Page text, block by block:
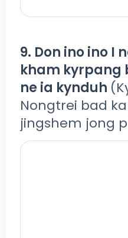
9. Don ino ino I
kham kyrpang
ne ia kynduh
Nongtrei bad
jingshem jong